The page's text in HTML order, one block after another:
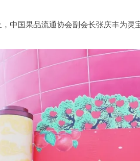
中国果品流通协会副会长张庆丰为灵